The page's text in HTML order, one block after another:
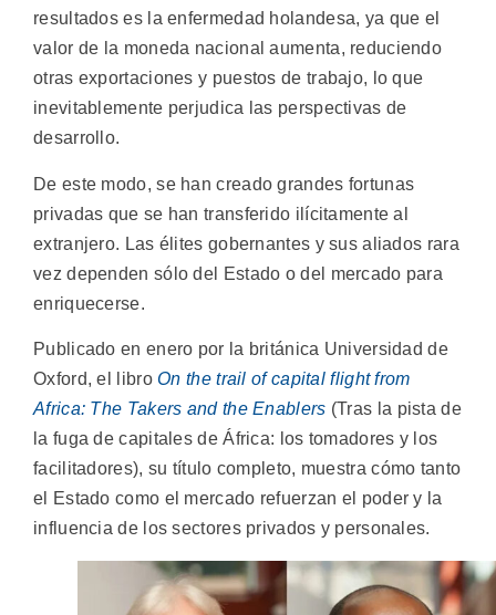
resultados es la enfermedad holandesa, ya que el
valor de la moneda nacional aumenta, reduciendo
otras exportaciones y puestos de trabajo, lo que
inevitablemente perjudica las perspectivas de
desarrollo.
De este modo, se han creado grandes fortunas
privadas que se han transferido ilícitamente al
extranjero. Las élites gobernantes y sus aliados rara
vez dependen sólo del Estado o del mercado para
enriquecerse.
Publicado en enero por la británica Universidad de
Oxford, el libroOn the trail of capital flight from
Africa: The Takers and the Enablers (Tras la pista de
la fuga de capitales de África: los tomadores y los
facilitadores), su título completo, muestra cómo tanto
el Estado como el mercado refuerzan el poder y la
influencia de los sectores privados y personales.